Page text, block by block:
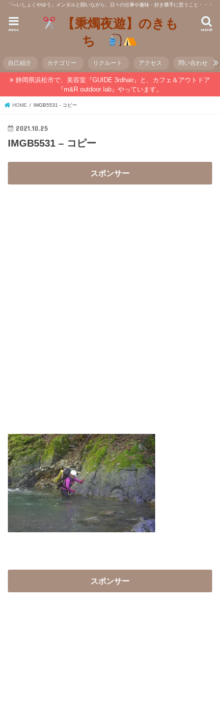
「へいしょくやゆう」メンタルと闘いながら、日々の仕事や趣味・好き勝手に思うこと・・・
【秉燭夜遊】のきも
ち
search
menu
自己紹介 カテゴリー リクルート アクセス 問い合わせ
静岡県浜松市で、美容室『GUIDE 3rdhair』と、カフェ＆アウトドア
『m&R outdoor lab』やっています。
HOME IMGB5531 - コピー
2021.10.25
IMGB5531 – コピー
スポンサー
スポンサー